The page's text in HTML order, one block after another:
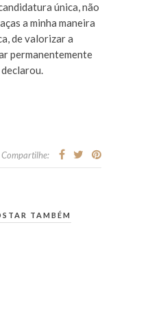
única, não
a minha maneira
de valorizar a
permanentemente
declarou.
Compartilhe:
TAMBÉM